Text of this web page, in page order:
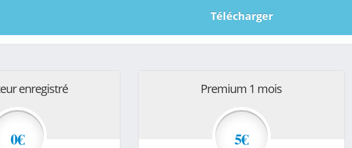
Télécharger
enregistré
0€
Premium 1 mois
5€